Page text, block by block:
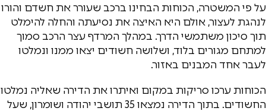
על פי המשטרה, הכוחות הבחינו ברכב שעורר את חשדם והורו
לנהגת לעצור, אולם היא האיצה את נסיעתה והחלה להימלט
תוך סיכון משתמשי הדרך. במהלך המרדף עצר הרכב סמוך
למתחם מגורים בלוד, ושלושה חשודים יצאו ממנו ונמלטו
לעבר אחד המבנים באזור.
הכוחות ערכו סריקות במקום ואיתרו את הדירה שאליה נמלטו
החשודים. בתוך הדירה נמצאו 35 תושבי יהודה ושומרון, שעל